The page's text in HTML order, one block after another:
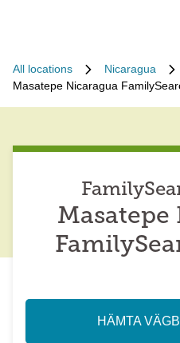
All locations Nicaragua
Masatepe Nicaragua
Masatepe
HÄMTA